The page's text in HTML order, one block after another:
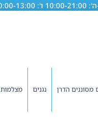
10:00-13:00
מסוננים הדרן נגנים מצלמות